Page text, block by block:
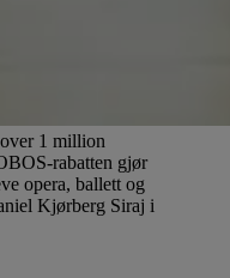
1 million
rabatten gjør
opera, ballett og
Kjørberg Siraj i